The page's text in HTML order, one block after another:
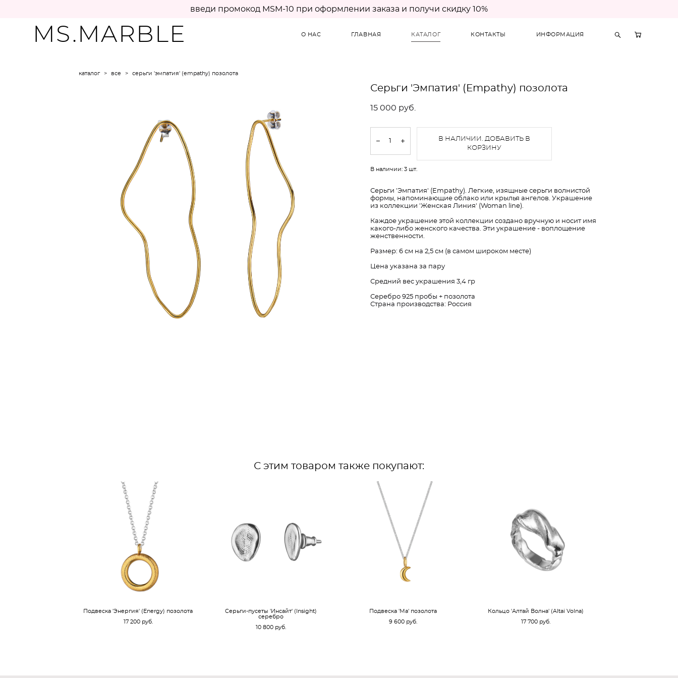
введи промокод MSM-10 при оформлении заказа и получи скидку 10%
MS.MARBLE О НАС ГЛАВНАЯ КАТАЛОГ КОНТАКТЫ ИНФОРМАЦИЯ
каталог > все > серьги 'эмпатия' (empathy) позолота
Серьги 'Эмпатия' (Empathy) позолота
15 000 pуб.
В наличии: 3шт.
В НАЛИЧИИ. ДОБАВИТЬ В
КОРЗИНУ
Серьги 'Эмпатия' (Empathy). Легкие, изящные серьги волнистой
формы, напоминающие облако или крылья ангелов. Украшение
из коллекции 'Женская Линия' (Woman line).
Каждое украшение этой коллекции создано вручную и носит имя
какого-либо женского качества. Эти украшение - воплощение
женственности.
Размер: 6 см на 2,5 см (в самом широком месте)
Цена указана за пару
​Средний вес украшения 3,4 гр
Серебро 925 пробы + позолота
Страна производства: Россия
С этим товаром также покупают:
Подвеска 'Энергия' (Energy) позолота
17 200 pуб.
Cерьги-пусеты 'Инсайт' (Insight)
серебро
10 800 pуб.
Подвеска 'Мa' позолота
9 600 pуб.
Кольцо 'Алтай Волна' (Altai Volna)
17 700 pуб.